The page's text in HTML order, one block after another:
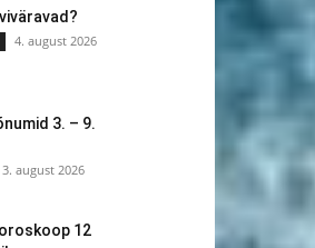
4. august 2026
3. – 9.
3. august 2026
12